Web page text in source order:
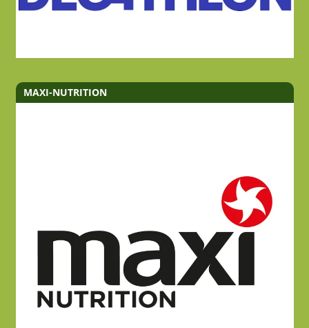
MAXI-NUTRITION